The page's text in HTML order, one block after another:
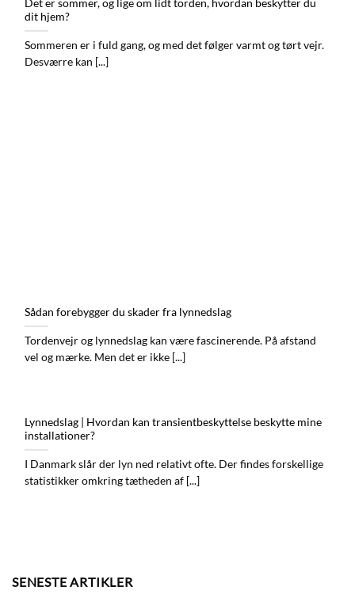
Det er sommer, og lige om lidt torden, hvordan beskytter du
dit hjem?
Sommeren er i fuld gang, og med det følger varmt og tørt vejr.
Desværre kan [...]
Sådan forebygger du skader fra lynnedslag
Tordenvejr og lynnedslag kan være fascinerende. På afstand
vel og mærke. Men det er ikke [...]
Lynnedslag | Hvordan kan transientbeskyttelse beskytte mine
installationer?
I Danmark slår der lyn ned relativt ofte. Der findes forskellige
statistikker omkring tætheden af [...]
SENESTE ARTIKLER